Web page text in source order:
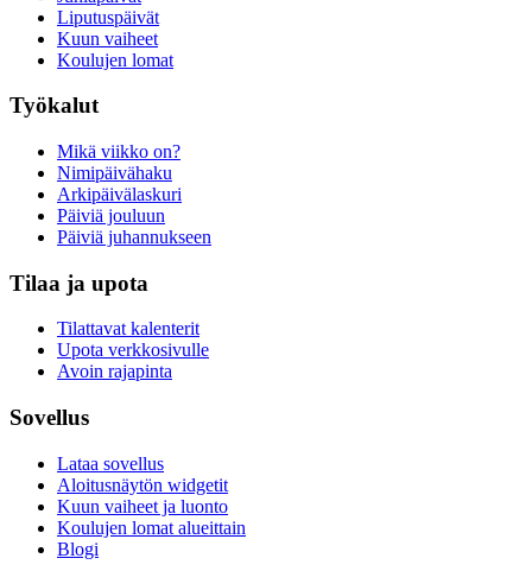
Liputuspäivät
Kuun vaiheet
Koulujen lomat
Työkalut
Mikä viikko on?
Nimipäivähaku
Arkipäivälaskuri
Päiviä jouluun
Päiviä juhannukseen
Tilaa ja upota
Tilattavat kalenterit
Upota verkkosivulle
Avoin rajapinta
Sovellus
Lataa sovellus
Aloitusnäytön widgetit
Kuun vaiheet ja luonto
Koulujen lomat alueittain
Blogi